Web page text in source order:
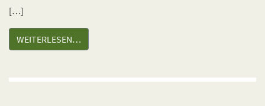
[…]
WEITERLESEN…